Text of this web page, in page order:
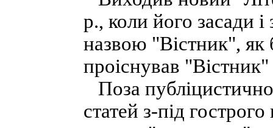
р., коли його засади
назвою "Вістник",
проіснував
Поза
статей з-під